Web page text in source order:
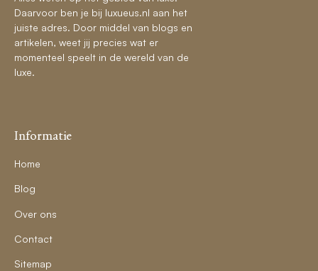
Daarvoor ben je bij luxueus.nl aan het
juiste adres. Door middel van blogs en
artikelen, weet jij precies wat er
momenteel speelt in de wereld van de
luxe.
Informatie
Home
Blog
Over ons
Contact
Sitemap